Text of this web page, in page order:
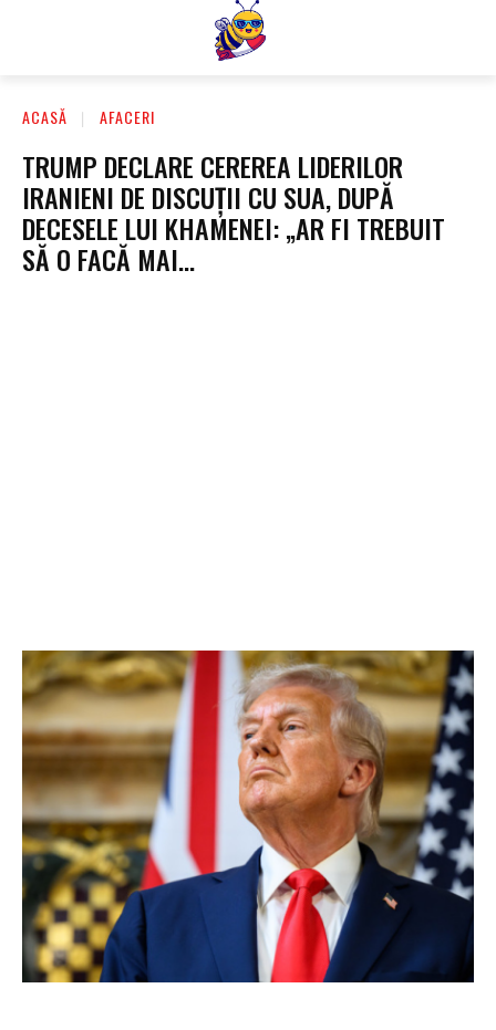
ACASĂ AFACERI
TRUMP DECLARE CEREREA LIDERILOR
IRANIENI DE DISCUȚII CU SUA, DUPĂ
DECESELE LUI KHAMENEI: „AR FI TREBUIT
SĂ O FACĂ MAI…